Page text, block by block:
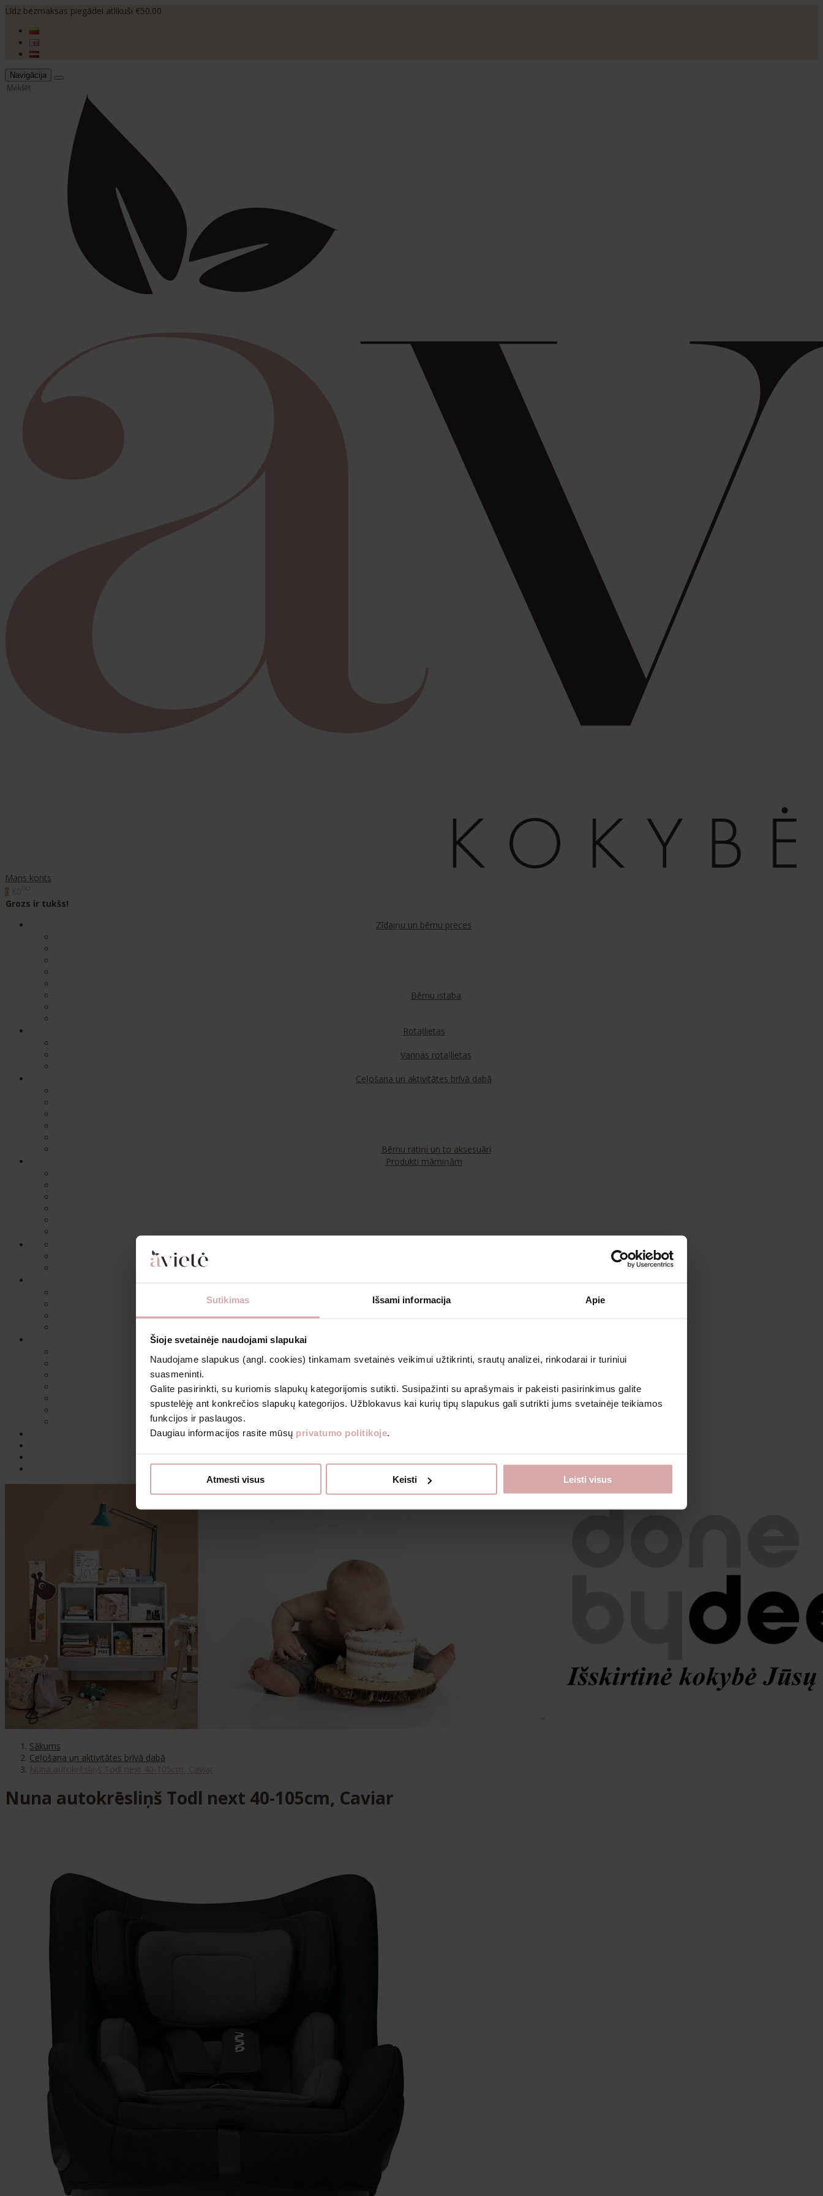
Sutikimas Išsami informacija Apie
Šioje svetainėje naudojami slapukai
Naudojame slapukus (angl. cookies) tinkamam svetainės veikimui užtikrinti, srautų analizei, rinkodarai ir turiniui
suasmeninti.
Galite pasirinkti, su kuriomis slapukų kategorijomis sutikti. Susipažinti su aprašymais ir pakeisti pasirinkimus galite
spustelėję ant konkrečios slapukų kategorijos. Užblokavus kai kurių tipų slapukus gali sutrikti jums svetainėje teikiamos
funkcijos ir paslaugos.
Daugiau informacijos rasite mūsų privatumo politikoje.
Atmesti visus Keisti Leisti visus
Līdz bezmaksas piegādei atlikuši €50.00
Navigācija
Mans konts
Grozs ir tukšs!
Zīdaiņu un bērnu preces
Bērnu istaba
Rotaļlietas
Vannas rotaļlietas
Ceļošana un aktivitātes brīvā dabā
Bērnu ratiņi un to aksesuāri
Produkti māmiņām
Romperi un kombinezoni
Grāmatas bērniem
Par Avietė
Sākums
Ceļošana un aktivitātes brīvā dabā
Nuna autokrēsliņš Todl next 40-105cm, Caviar
Sutinku gauti naujienlaiškius ir kitą informaciją nurodytu el. paštu.
Daugiau informacijos, kaip tvarkome duomenis, skaitykite Privatumo politikoje.